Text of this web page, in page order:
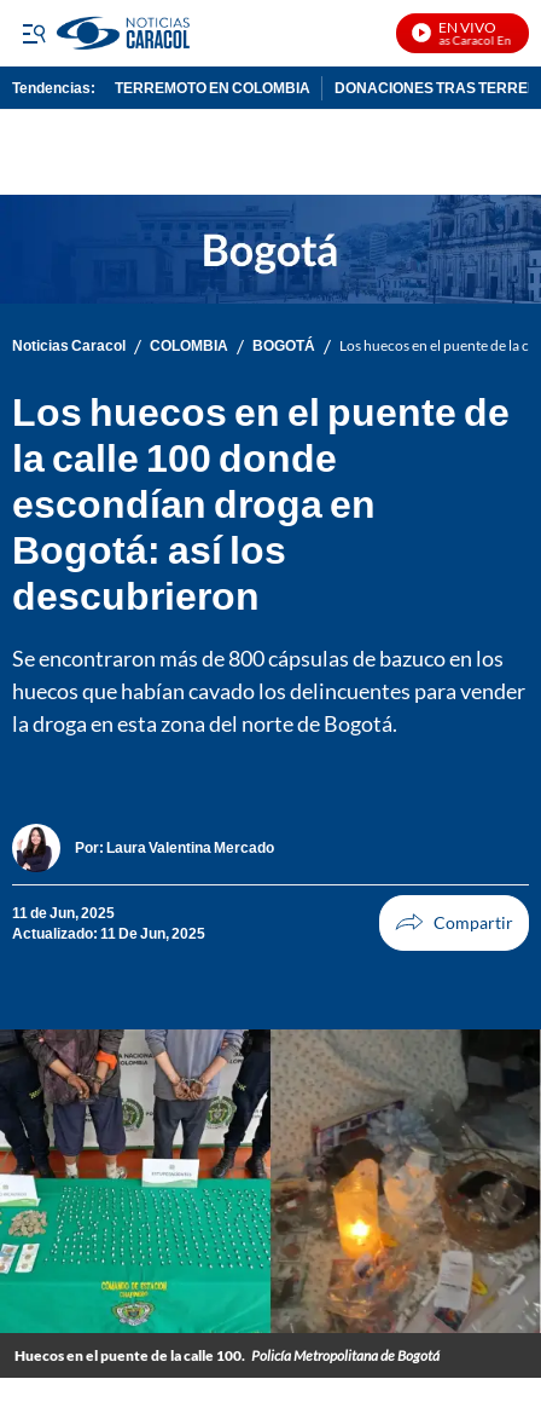
EN VIVO
Noticias Caracol En Vivo
Tendencias: TERREMOTO EN COLOMBIA DONACIONES TRAS
Noticias Caracol / COLOMBIA / BOGOTÁ / Los huecos en el puente de la
Los huecos en el puente de
la calle 100 donde
escondían droga en
Bogotá: así los
descubrieron
Se encontraron más de 800 cápsulas de bazuco en los
huecos que habían cavado los delincuentes para vender
la droga en esta zona del norte de Bogotá.
Por: Laura Valentina Mercado
11 de Jun, 2025
Actualizado: 11 De Jun, 2025
Huecos en el puente de la calle 100. Policía Metropolitana de Bogotá